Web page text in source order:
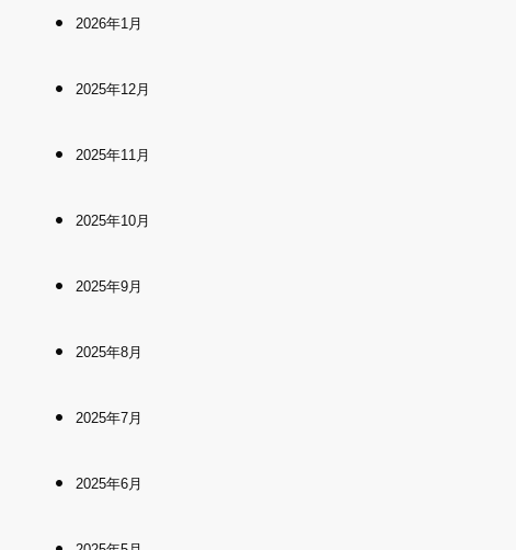
2026年1月
2025年12月
2025年11月
2025年10月
2025年9月
2025年8月
2025年7月
2025年6月